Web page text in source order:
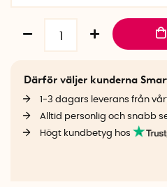
Därför väljer kunderna
1-3 dagars leverans från
Alltid personlig och snabb
Högt kundbetyg hos